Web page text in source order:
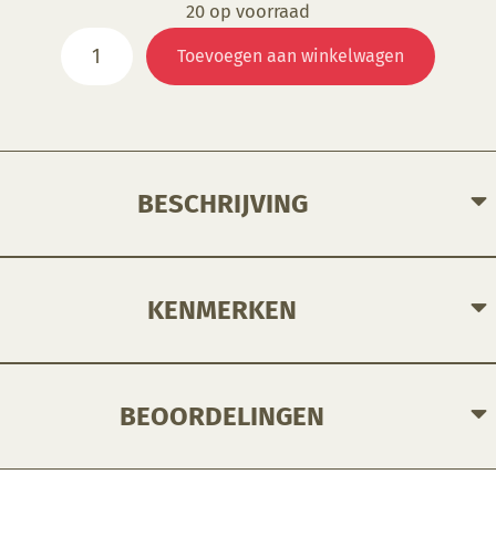
20 op voorraad
Draadmirette
Toevoegen aan winkelwagen
BESCHRIJVING
KENMERKEN
BEOORDELINGEN